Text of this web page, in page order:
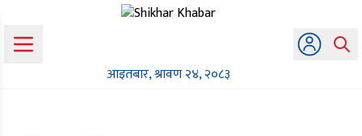
आइतबार, श्रावण २४, २०८३